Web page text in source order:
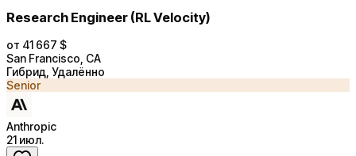
Research Engineer (RL Velocity)
от 41 667 $
San Francisco, CA
Гибрид, Удалённо
Senior
Anthropic
21 июл.